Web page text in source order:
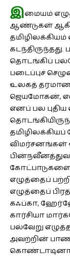
இமையம்
ஆண்டுகள்
கடந்திருந்தது.
தொடங்கிப்
படைப்புச்
உலகத் தரமான
ஜெயமோகன்,
எனப் பல
தமிழிலக்கியப்
விமர்சனங்கள்
கோட்பாடுகளை
எழுத்தைப்
எழுத்தைப்
கஃப்கா,
கார்சியா
பல்வேறு
அவற்றின்